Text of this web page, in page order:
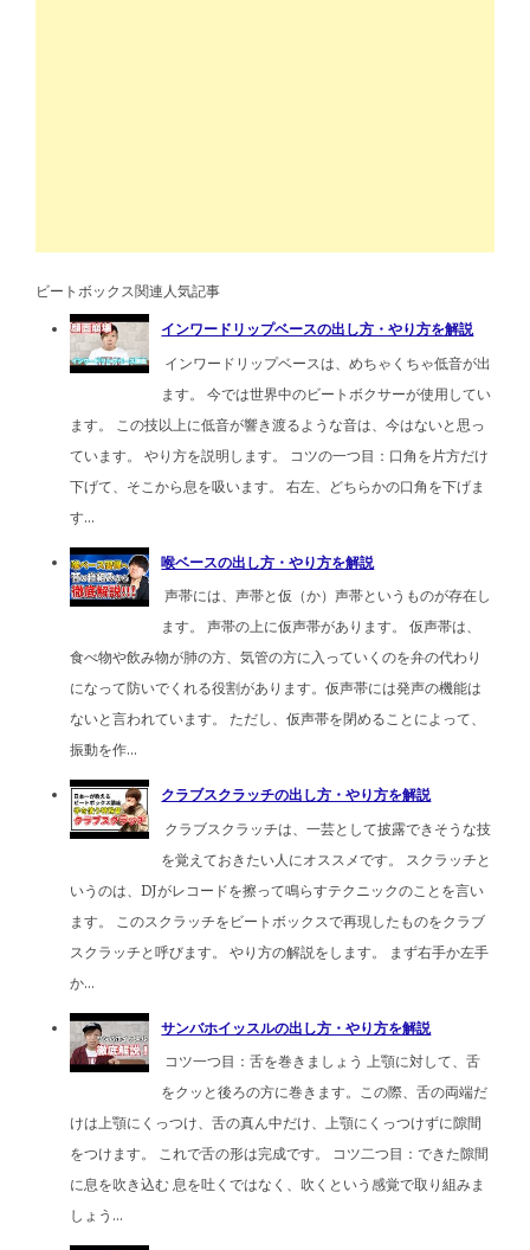
ビートボックス関連人気記事
インワードリップベースの出し方・やり方を解説
インワードリップベースは、めちゃくちゃ低音が出
ます。 今では世界中のビートボクサーが使用してい
ます。 この技以上に低音が響き渡るような音は、今はないと思っ
ています。 やり方を説明します。 コツの一つ目：口角を片方だけ
下げて、そこから息を吸います。 右左、どちらかの口角を下げま
す...
喉ベースの出し方・やり方を解説
声帯には、声帯と仮（か）声帯というものが存在し
ます。 声帯の上に仮声帯があります。 仮声帯は、
食べ物や飲み物が肺の方、気管の方に入っていくのを弁の代わり
になって防いでくれる役割があります。仮声帯には発声の機能は
ないと言われています。 ただし、仮声帯を閉めることによって、
振動を作...
クラブスクラッチの出し方・やり方を解説
クラブスクラッチは、一芸として披露できそうな技
を覚えておきたい人にオススメです。 スクラッチと
いうのは、DJがレコードを擦って鳴らすテクニックのことを言い
ます。 このスクラッチをビートボックスで再現したものをクラブ
スクラッチと呼びます。 やり方の解説をします。 まず右手か左手
か...
サンバホイッスルの出し方・やり方を解説
コツ一つ目：舌を巻きましょう 上顎に対して、舌
をクッと後ろの方に巻きます。この際、舌の両端だ
けは上顎にくっつけ、舌の真ん中だけ、上顎にくっつけずに隙間
をつけます。 これで舌の形は完成です。 コツ二つ目：できた隙間
に息を吹き込む 息を吐くではなく、吹くという感覚で取り組みま
しょう...